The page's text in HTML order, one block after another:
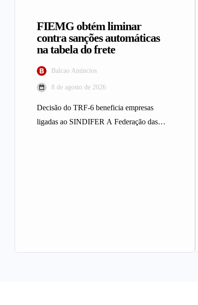
FIEMG obtém liminar
contra sanções automáticas
na tabela do frete
Balcao Anúncios
8 de agosto de 2026
Decisão do TRF-6 beneficia empresas
ligadas ao SINDIFER A Federação das